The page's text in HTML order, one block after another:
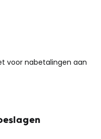
voor nabetalingen aan